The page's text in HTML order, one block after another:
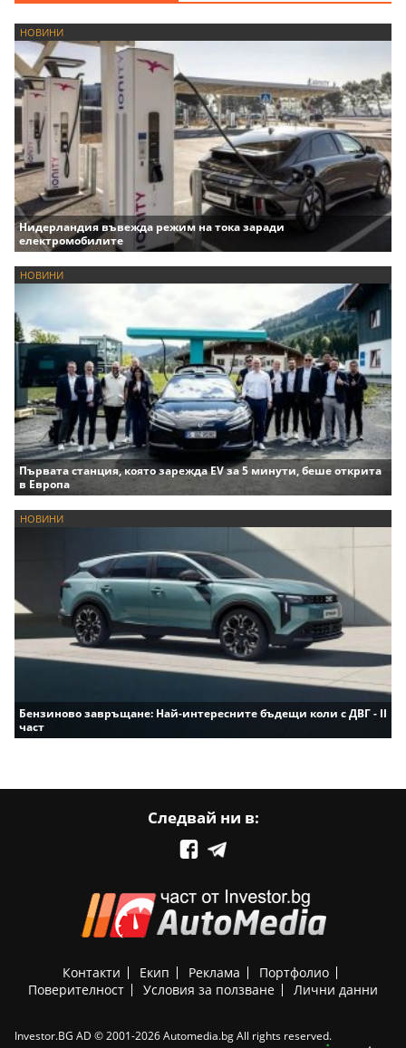
НОВИНИ
Нидерландия въвежда режим на тока заради
електромобилите
НОВИНИ
Първата станция, която зарежда EV за 5 минути, беше открита
в Европа
НОВИНИ
Бензиново завръщане: Най-интересните бъдещи коли с ДВГ - II
част
Следвай ни в:
Контакти Екип Реклама
Портфолио
Поверителност
Условия за ползване Лични данни
Investor.BG AD © 2001-2026 Automedia.bg All rights reserved.